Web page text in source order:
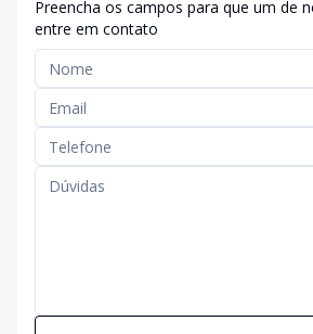
Preencha os campos para que um de
entre em contato